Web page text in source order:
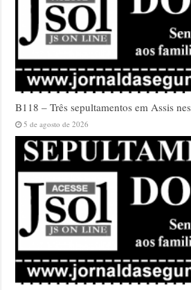
B118 – Três sepultamentos em Assis
5 de agosto de 2026